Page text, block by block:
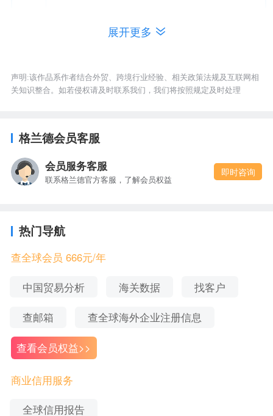
9 DAN STEFFAN VLAD
12 PREMIER DISTRIBUTORS LTD
文章篇幅有限，以上仅展示部分美国电子计算器采
购公司名单，外贸人可点击名称查找企业详细信
息，并采取适当的方式开发客户，
更多美国电子计
展开更多
声明:该作品系作者结合外贸、跨境行业经验、相关政策法规及互联网相
关知识整合。如若侵权请及时联系我们，我们将按照规定及时处理
格兰德会员客服
会员服务客服
联系格兰德官方客服，了解会员权益
即时咨询
热门导航
查全球会员 666元/年
中国贸易分析 海关数据 找客户
查邮箱 查全球海外企业注册信息
查看会员权益>>
商业信用服务
全球信用报告